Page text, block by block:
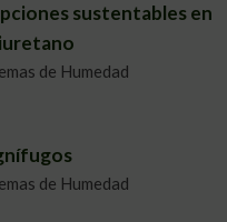
sustentables en
de Humedad
de Humedad